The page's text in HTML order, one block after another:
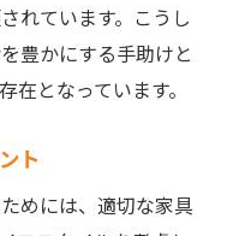
のヒント
し後も安心
る便利屋の提案
その効果
便利屋の役割
れています。こうし
豊かにする手助けと
在となっています。
ト
めには、適切な家具